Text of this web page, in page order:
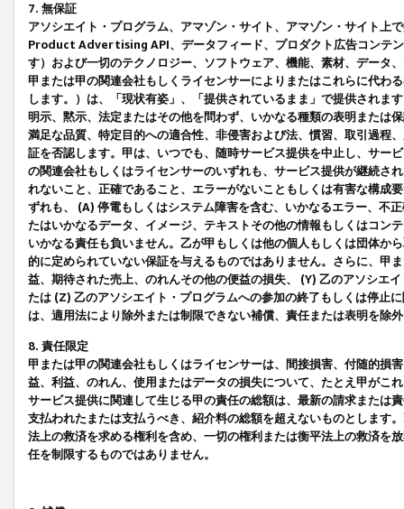
7. 無保証
アソシエイト・プログラム、アマゾン・サイト、アマゾン・サイト上
Product Advertising API、データフィード、プロダクト広告コンテ
す）および一切のテクノロジー、ソフトウェア、機能、素材、データ
甲または甲の関連会社もしくライセンサーによりまたはこれらに代わ
します。）は、「現状有姿」、「提供されているまま」で提供されま
明示、黙示、法定またはその他を問わず、いかなる種類の表明または
満足な品質、特定目的への適合性、非侵害および法、慣習、取引過程
証を否認します。甲は、いつでも、随時サービス提供を中止し、サー
の関連会社もしくはライセンサーのいずれも、サービス提供が継続さ
れないこと、正確であること、エラーがないこともしくは有害な構成
ずれも、 (A) 停電もしくはシステム障害を含む、いかなるエラー、不
たはいかなるデータ、イメージ、テキストその他の情報もしくはコン
いかなる責任も負いません。乙が甲もしくは他の個人もしくは団体か
的に定められていない保証を与えるものではありません。さらに、甲
益、期待された売上、のれんその他の便益の損失、 (Y) 乙のアソシエ
たは (Z) 乙のアソシエイト・プログラムへの参加の終了もしくは停止
は、適用法により除外または制限できない補償、責任または表明を除
8. 責任限定
甲または甲の関連会社もしくはライセンサーは、間接損害、付随的損
益、利益、のれん、使用またはデータの損失について、たとえ甲がこ
サービス提供に関連して生じる甲の責任の総額は、最新の請求または
支払われたまたは支払うべき、紹介料の総額を超えないものとします
法上の救済を求める権利を含め、一切の権利または衡平法上の救済を
任を制限するものではありません。